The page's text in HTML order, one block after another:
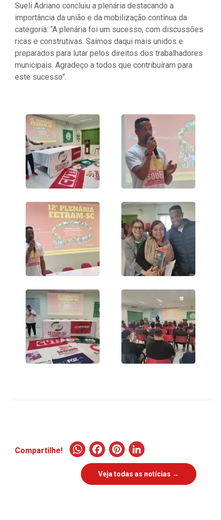
Sueli Adriano concluiu a plenária destacando a
importância da união e da mobilização contínua da
categoria: “A plenária foi um sucesso, com discussões
ricas e construtivas. Saímos daqui mais unidos e
preparados para lutar pelos direitos dos trabalhadores
municipais. Agradeço a todos que contribuíram para
este sucesso”.
Compartilhe! WhatsApp
Facebook
Pinterest
Veja todas as notícias →